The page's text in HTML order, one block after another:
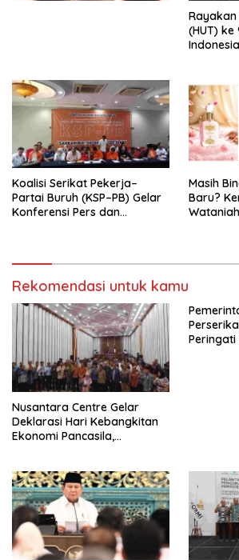
Rayakan
(HUT) ke
Tema:
KBI
seluruh
Koalisi Serikat Pekerja–
Partai Buruh (KSP–PB) Gelar
Konferensi Pers dan
Masih
Baru?
Rekomendasi untuk kamu
Nusantara Centre Gelar
Deklarasi Hari Kebangkitan
Ekonomi Pancasila,
Penjajahan (Pergolakan
Ekonomi Politik Indonesia) &
Simposium Nasional “Urgensi
Undang-Undang
Perekonomian Nasional dan
Kesejahteraan Sosial dalam
Peringati